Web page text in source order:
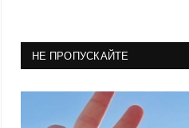
НЕ ПРОПУСКАЙТЕ